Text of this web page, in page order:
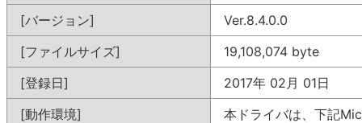
[バージョン]
Ver.8.4.0.0
[ファイルサイズ]
19,108,074 byte
[登録日]
2017年 02月 01日
[動作環境]
本ドライバは、下記